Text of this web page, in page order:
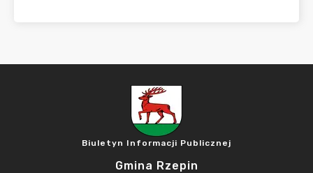
Biuletyn Informacji Publicznej
Gmina Rzepin